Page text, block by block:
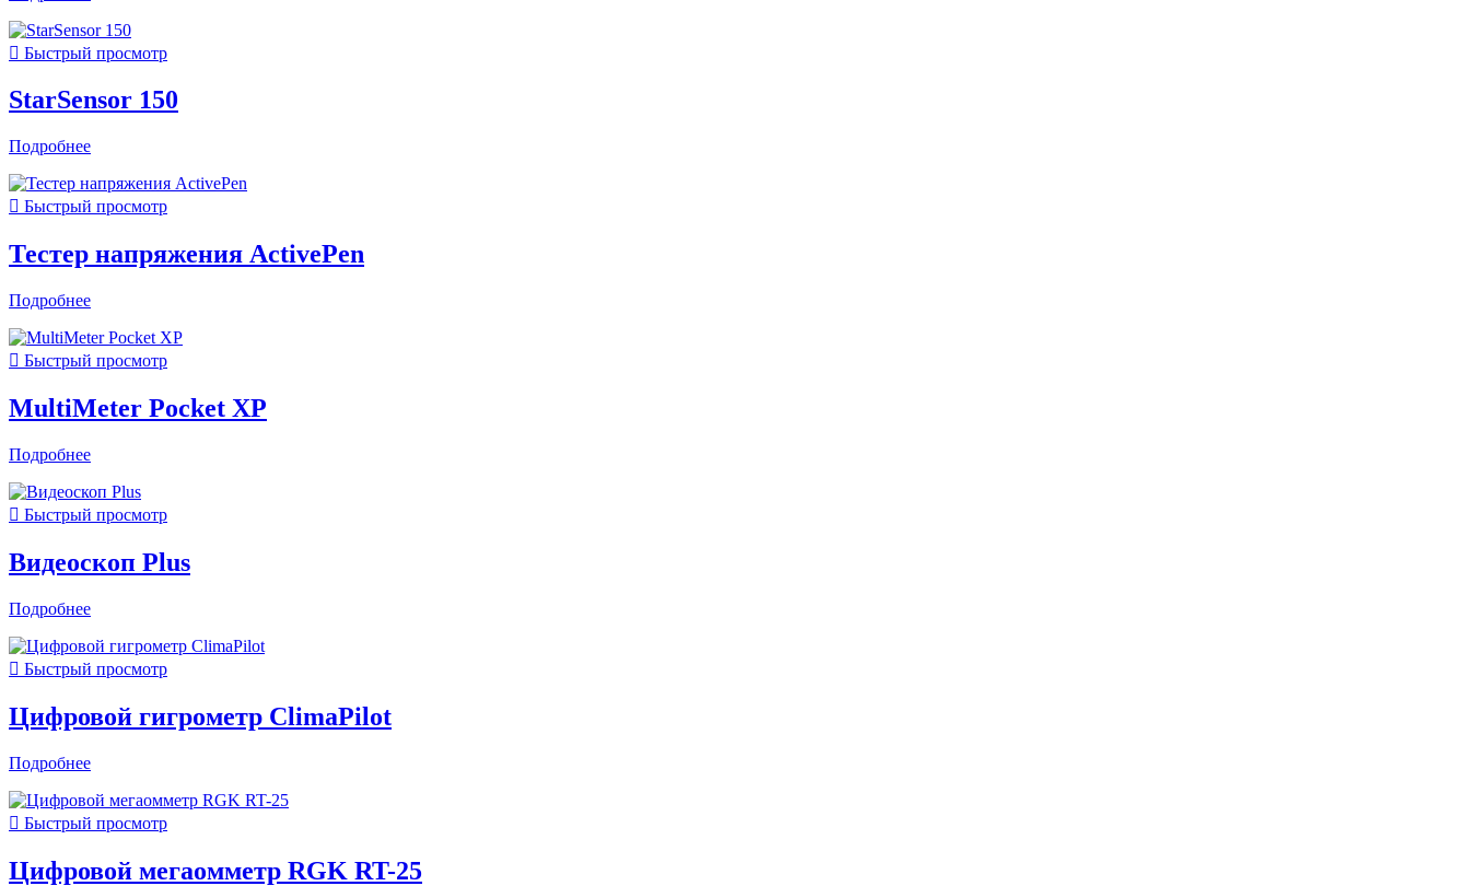
 Быстрый просмотр
StarSensor 150
Подробнее
 Быстрый просмотр
Тестер напряжения ActivePen
Подробнее
 Быстрый просмотр
MultiMeter Pocket XP
Подробнее
 Быстрый просмотр
Видеоскоп Plus
Подробнее
 Быстрый просмотр
Цифровой гигрометр ClimaPilot
Подробнее
 Быстрый просмотр
Цифровой мегаомметр RGK RT-25